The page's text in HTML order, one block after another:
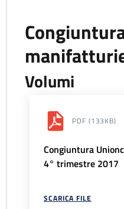
Volumi
PDF (133KB)
Congiuntura
4° trimestre 2017
SCARICA FILE